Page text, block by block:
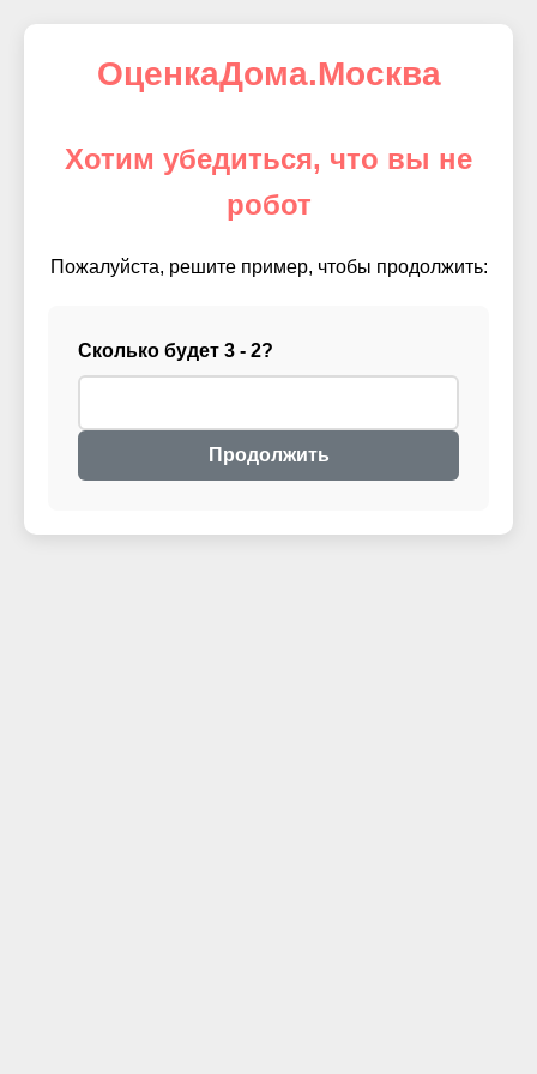
ОценкаДома.Москва
Хотим убедиться, что вы не
робот
Пожалуйста, решите пример, чтобы продолжить:
Сколько будет 3 - 2?
Продолжить